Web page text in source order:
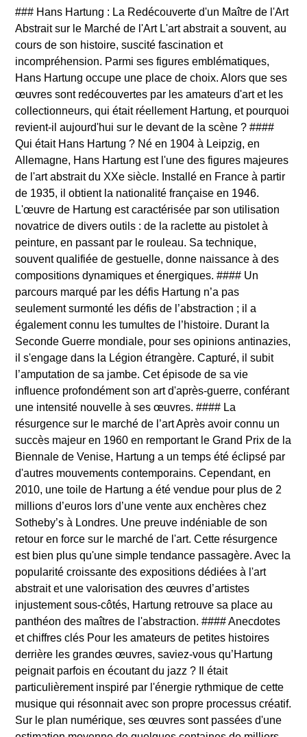
### Hans Hartung : La Redécouverte d'un Maître de l'Art
Abstrait sur le Marché de l'Art L'art abstrait a souvent, au
cours de son histoire, suscité fascination et
incompréhension. Parmi ses figures emblématiques,
Hans Hartung occupe une place de choix. Alors que ses
œuvres sont redécouvertes par les amateurs d'art et les
collectionneurs, qui était réellement Hartung, et pourquoi
revient-il aujourd'hui sur le devant de la scène ? ####
Qui était Hans Hartung ? Né en 1904 à Leipzig, en
Allemagne, Hans Hartung est l'une des figures majeures
de l'art abstrait du XXe siècle. Installé en France à partir
de 1935, il obtient la nationalité française en 1946.
L'œuvre de Hartung est caractérisée par son utilisation
novatrice de divers outils : de la raclette au pistolet à
peinture, en passant par le rouleau. Sa technique,
souvent qualifiée de gestuelle, donne naissance à des
compositions dynamiques et énergiques. #### Un
parcours marqué par les défis Hartung n’a pas
seulement surmonté les défis de l’abstraction ; il a
également connu les tumultes de l’histoire. Durant la
Seconde Guerre mondiale, pour ses opinions antinazies,
il s'engage dans la Légion étrangère. Capturé, il subit
l’amputation de sa jambe. Cet épisode de sa vie
influence profondément son art d'après-guerre, conférant
une intensité nouvelle à ses œuvres. #### La
résurgence sur le marché de l’art Après avoir connu un
succès majeur en 1960 en remportant le Grand Prix de la
Biennale de Venise, Hartung a un temps été éclipsé par
d'autres mouvements contemporains. Cependant, en
2010, une toile de Hartung a été vendue pour plus de 2
millions d’euros lors d’une vente aux enchères chez
Sotheby’s à Londres. Une preuve indéniable de son
retour en force sur le marché de l'art. Cette résurgence
est bien plus qu'une simple tendance passagère. Avec la
popularité croissante des expositions dédiées à l'art
abstrait et une valorisation des œuvres d’artistes
injustement sous-côtés, Hartung retrouve sa place au
panthéon des maîtres de l'abstraction. #### Anecdotes
et chiffres clés Pour les amateurs de petites histoires
derrière les grandes œuvres, saviez-vous qu’Hartung
peignait parfois en écoutant du jazz ? Il était
particulièrement inspiré par l'énergie rythmique de cette
musique qui résonnait avec son propre processus créatif.
Sur le plan numérique, ses œuvres sont passées d'une